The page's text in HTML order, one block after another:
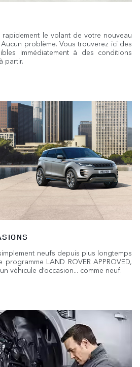
le volant de votre nouveau
Aucun problème. Vous trouverez ici des
immédiatement à des conditions
partir.
neufs depuis plus longtemps
LAND ROVER APPROVED,
véhicule d’occasion... comme neuf.